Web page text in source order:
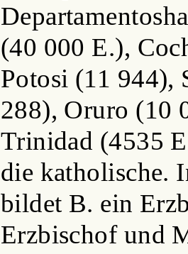
(40 000 E.),
Potosi (11 944),
288), Oruro (10
Trinidad (4535
die katholische.
bildet B. ein
Erzbischof und